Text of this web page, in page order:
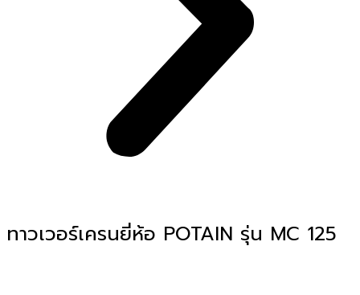
ทาวเวอร์เครนยี่ห้อ POTAIN รุ่น MC 125